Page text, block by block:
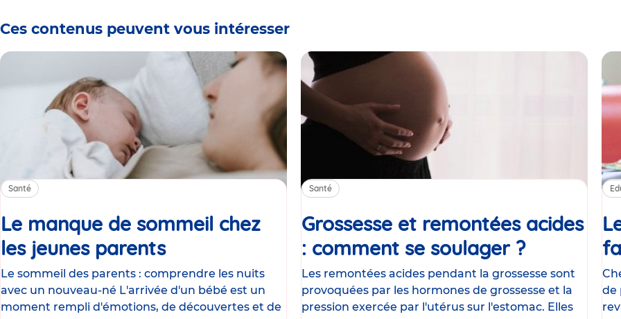
Ces contenus peuvent vous intéresser
Santé
Le manque de sommeil chez
les jeunes parentsArticle
Le sommeil des parents : comprendre les nuits
avec un nouveau-né L'arrivée d'un bébé est un
moment rempli d'émotions, de découvertes et de
Santé
Grossesse et remontées acides
: comment se soulager ?Article
Les remontées acides pendant la grossesse sont
provoquées par les hormones de grossesse et la
pression exercée par l'utérus sur l'estomac. Elles
de